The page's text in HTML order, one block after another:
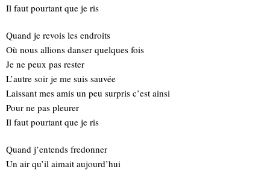
Il faut pourtant que je ris
Quand je revois les endroits
Où nous allions danser quelques fois
Je ne peux pas rester
L’autre soir je me suis sauvée
Laissant mes amis un peu surpris c’est ainsi
Pour ne pas pleurer
Il faut pourtant que je ris
Quand j’entends fredonner
Un air qu’il aimait aujourd’hui